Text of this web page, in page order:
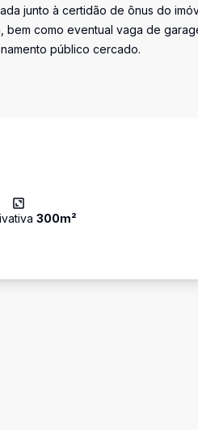
junto à certidão de ônus do
como eventual vaga de
público cercado.
300m²